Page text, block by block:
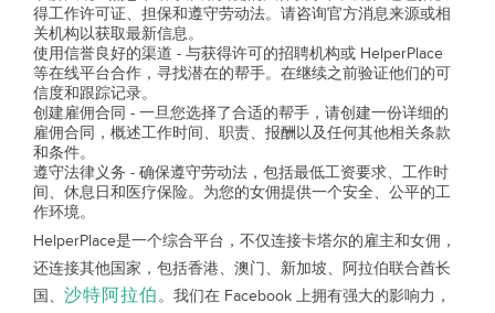
得工作许可证、担保和遵守劳动法。请咨询官方消息来源或相
关机构以获取最新信息。
使用信誉良好的渠道 - 与获得许可的招聘机构或 HelperPlace
等在线平台合作，寻找潜在的帮手。在继续之前验证他们的可
信度和跟踪记录。
创建雇佣合同 - 一旦您选择了合适的帮手，请创建一份详细的
雇佣合同，概述工作时间、职责、报酬以及任何其他相关条款
和条件。
遵守法律义务 - 确保遵守劳动法，包括最低工资要求、工作时
间、休息日和医疗保险。为您的女佣提供一个安全、公平的工
作环境。
HelperPlace是一个综合平台，不仅连接卡塔尔的雇主和女佣，
还连接其他国家，包括香港、澳门、新加坡、阿拉伯联合酋长
国、 沙特阿拉伯。我们在 Facebook 上拥有强大的影响力，